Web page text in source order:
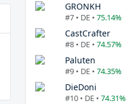
GRONKH
#7 • DE • 75.14%
CastCrafter
#8 • DE • 74.57%
Paluten
#9 • DE • 74.35%
DieDoni
#10 • DE • 74.31%